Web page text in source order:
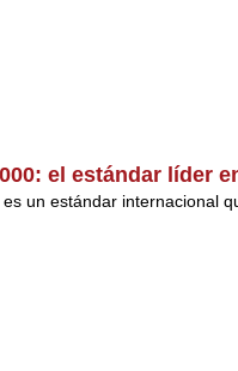
el estándar líder
un estándar internacional